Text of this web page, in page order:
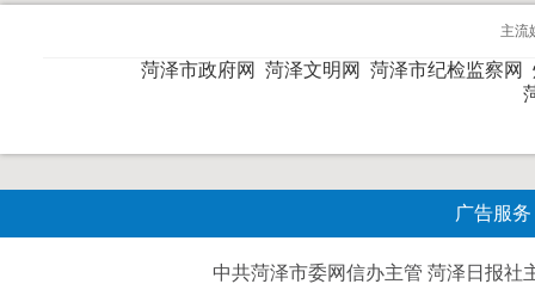
主流
菏泽市政府网 菏泽文明网 菏泽市纪检监察网
广告服务
中共菏泽市委网信办主管 菏泽日报社